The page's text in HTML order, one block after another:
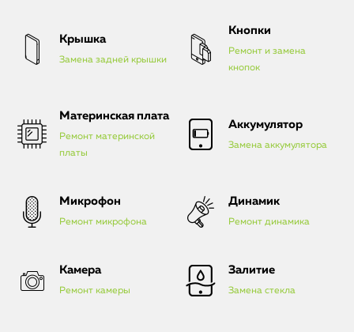
Крышка
Замена задней крышки
Кнопки
Ремонт и замена
кнопок
Материнская плата
Ремонт материнской
платы
Аккумулятор
Замена аккумулятора
Микрофон
Ремонт микрофона
Динамик
Ремонт динамика
Камера
Ремонт камеры
Залитие
Замена стекла